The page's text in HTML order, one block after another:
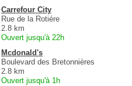
Carrefour City
Rue de la Rotiére
2.8 km
Ouvert jusqu'à 22h
Mcdonald's
Boulevard des Bretonnières
2.8 km
Ouvert jusqu'à 1h